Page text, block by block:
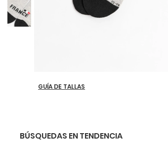
GUÍA DE TALLAS
BÚSQUEDAS EN TENDENCIA